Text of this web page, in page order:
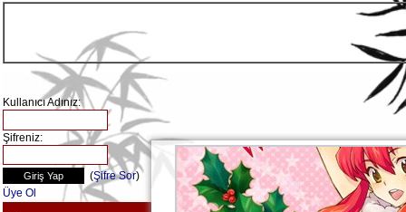
Kullanıcı Adınız:
Şifreniz:
(Şifre Sor)
Üye Ol